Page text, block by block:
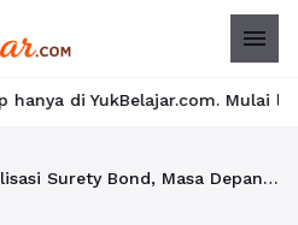
menu
Mulai langkah
Digitalisasi Surety Bond, Masa Depan Penjaminan Proyek di Era Teknologi